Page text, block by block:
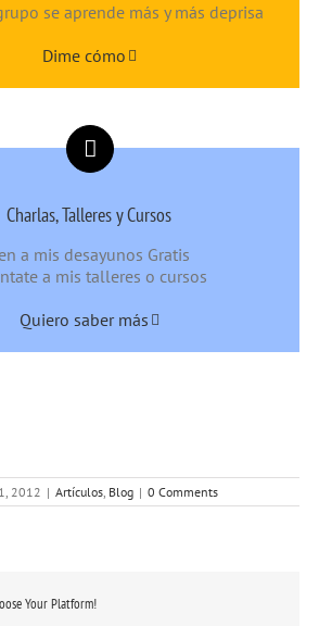
se aprende más y más deprisa
Dime cómo
Charlas, Talleres y Cursos
a mis desayunos Gratis
a mis talleres o cursos
Quiero saber más
2012 | Artículos, Blog | 0 Comments
Your Platform!